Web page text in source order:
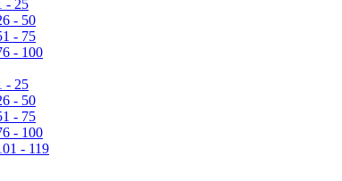
- 25
- 50
- 75
- 100
- 25
- 50
- 75
- 100
- 119